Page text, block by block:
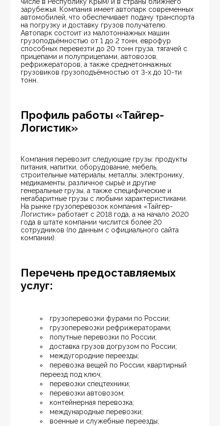
числе в Республику Крым) и в страны ближнего
зарубежья. Компания имеет автопарк современных
автомобилей, что обеспечивает подачу транспорта
на погрузку и доставку грузов получателю.
Автопарк состоит из малотоннажных машин
грузоподъёмностью от 1 до 2 тонн, еврофур
способных перевезти до 20 тонн груза, тягачей с
прицепами и полуприцепами, автовозов,
рефрижераторов, а также среднетоннажных
грузовиков грузоподъёмностью от 3-х до 10-ти
тонн.
Профиль работы «Тайгер-
Логистик»
Компания перевозит следующие грузы: продукты
питания, напитки, оборудование, мебель,
строительные материалы, металлы, электронику,
медикаменты, различное сырьё и другие
генеральные грузы, а также специфические и
негабаритные грузы с любыми характеристиками.
На рынке грузоперевозок компания «Тайгер-
Логистик» работает с 2018 года, а на начало 2020
года в штате компании числится более 20
сотрудников (по данным с официального сайта
компании).
Перечень предоставляемых
услуг:
грузоперевозки фурами по России;
грузоперевозки рефрижераторами;
попутные перевозки по России;
доставка грузов догрузом по России;
междугородние переезды;
перевозка вещей по России, квартирный
переезд под ключ;
перевозки спецтехники;
перевозки автовозом;
контейнерная перевозка;
международные перевозки;
военные и служебные переезды;